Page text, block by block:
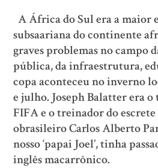
A África do Sul era a maior
subsaariana do continente
graves problemas no campo
pública, da infraestrutura,
copa aconteceu no inverno
e julho. Joseph Balatter era o
FIFA e o treinador do
obrasileiro Carlos Alberto
nosso ‘papai Joel’, tinha
inglês macarrônico.